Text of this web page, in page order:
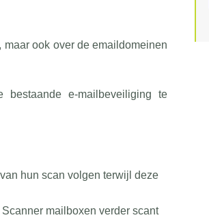
maar ook over de emaildomeinen
bestaande e-mailbeveiliging te
hun scan volgen terwijl deze
mailboxen verder scant